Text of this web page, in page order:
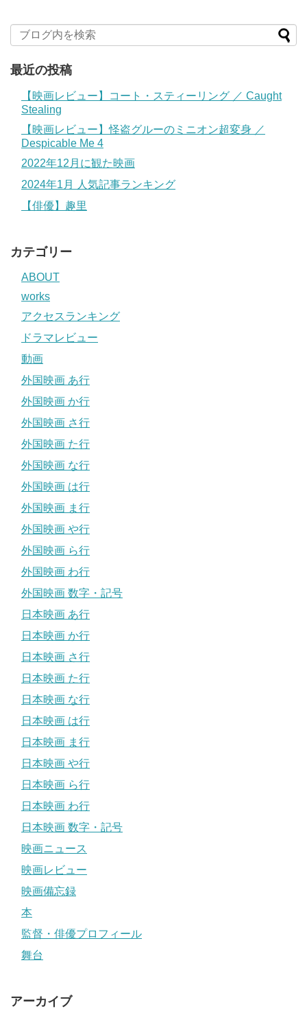
最近の投稿
【映画レビュー】コート・スティーリング ／ Caught
Stealing
【映画レビュー】怪盗グルーのミニオン超変身 ／
Despicable Me 4
2022年12月に観た映画
2024年1月 人気記事ランキング
【俳優】趣里
カテゴリー
ABOUT
works
アクセスランキング
ドラマレビュー
動画
外国映画 あ行
外国映画 か行
外国映画 さ行
外国映画 た行
外国映画 な行
外国映画 は行
外国映画 ま行
外国映画 や行
外国映画 ら行
外国映画 わ行
外国映画 数字・記号
日本映画 あ行
日本映画 か行
日本映画 さ行
日本映画 た行
日本映画 な行
日本映画 は行
日本映画 ま行
日本映画 や行
日本映画 ら行
日本映画 わ行
日本映画 数字・記号
映画ニュース
映画レビュー
映画備忘録
本
監督・俳優プロフィール
舞台
アーカイブ